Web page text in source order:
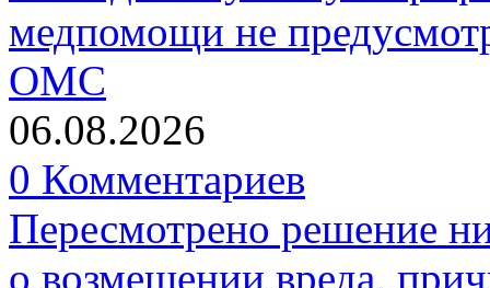
медпомощи не
ОМС
06.08.2026
0 Комментариев
Пересмотрено решение
о возмещении вреда,